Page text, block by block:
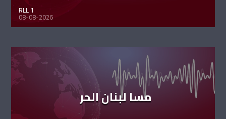
RLL 1
08-08-2026
مسا لبنان الحر